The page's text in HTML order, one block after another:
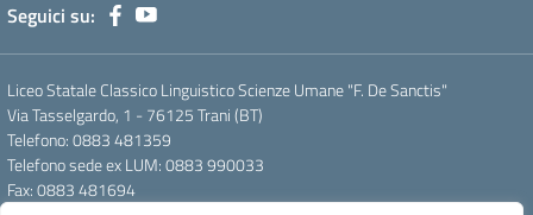
Seguici su:
Liceo Statale Classico Linguistico Scienze Umane "F. De Sanctis"
Via Tasselgardo, 1 - 76125 Trani (BT)
Telefono: 0883 481359
Telefono sede ex LUM: 0883 990033
Fax: 0883 481694